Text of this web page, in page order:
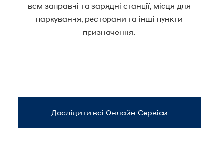
вам заправні та зарядні станції, місця для
паркування, ресторани та інші пункти
призначення.
Дослідити всі Онлайн Сервіси